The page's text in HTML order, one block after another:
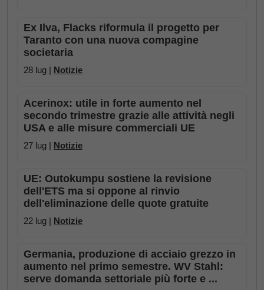
Ex Ilva, Flacks riformula il progetto per
Taranto con una nuova compagine
societaria
28 lug | Notizie
Acerinox: utile in forte aumento nel
secondo trimestre grazie alle attività negli
USA e alle misure commerciali UE
27 lug | Notizie
UE: Outokumpu sostiene la revisione
dell'ETS ma si oppone al rinvio
dell'eliminazione delle quote gratuite
22 lug | Notizie
Germania, produzione di acciaio grezzo in
aumento nel primo semestre. WV Stahl:
serve domanda settoriale più forte e ...